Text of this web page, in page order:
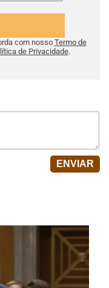
com nosso Termo de
de Privacidade.